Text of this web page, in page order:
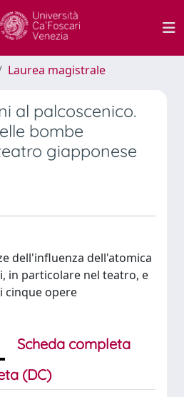
Laurea magistrale
al palcoscenico.
bombe
giapponese
dell'influenza dell'atomica
in particolare nel teatro, e
cinque opere
Scheda completa
(DC)